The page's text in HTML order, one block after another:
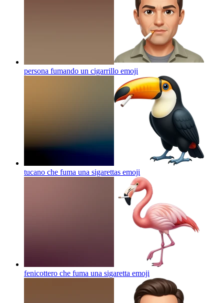
persona fumando un cigarrillo emoji
tucano che fuma una sigarettas emoji
fenicottero che fuma una sigaretta emoji